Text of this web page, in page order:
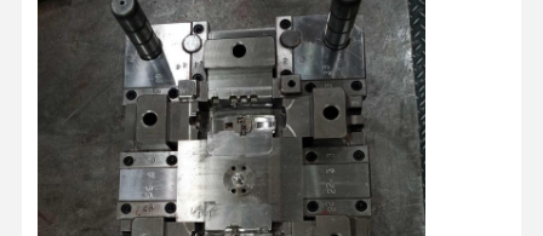
Molde de injeção personalizado
Produtos de moldagem por injecção
Molde de fundição